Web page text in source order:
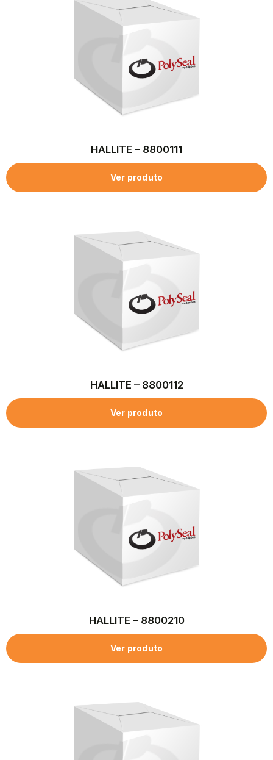
HALLITE – 8800111
Ver produto
HALLITE – 8800112
Ver produto
HALLITE – 8800210
Ver produto